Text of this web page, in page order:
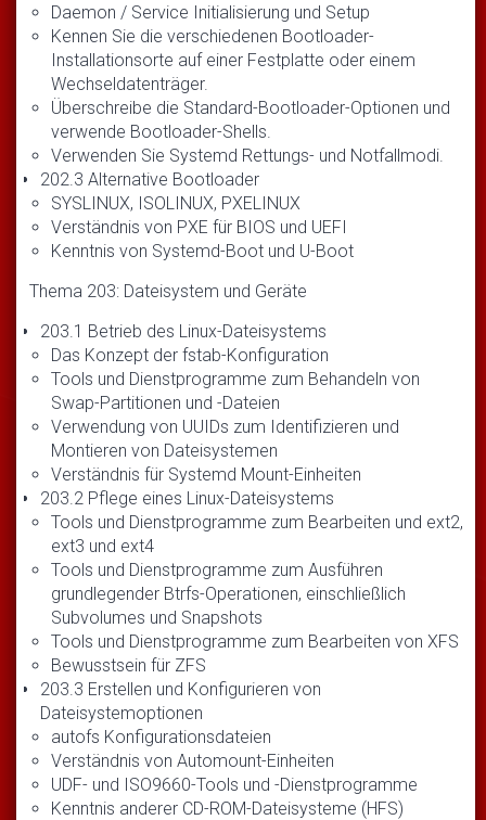
Daemon / Service Initialisierung und Setup
Kennen Sie die verschiedenen Bootloader-
Installationsorte auf einer Festplatte oder einem
Wechseldatenträger.
Überschreibe die Standard-Bootloader-Optionen und
verwende Bootloader-Shells.
Verwenden Sie Systemd Rettungs- und Notfallmodi.
202.3 Alternative Bootloader
SYSLINUX, ISOLINUX, PXELINUX
Verständnis von PXE für BIOS und UEFI
Kenntnis von Systemd-Boot und U-Boot
Thema 203: Dateisystem und Geräte
203.1 Betrieb des Linux-Dateisystems
Das Konzept der fstab-Konfiguration
Tools und Dienstprogramme zum Behandeln von
Swap-Partitionen und -Dateien
Verwendung von UUIDs zum Identifizieren und
Montieren von Dateisystemen
Verständnis für Systemd Mount-Einheiten
203.2 Pflege eines Linux-Dateisystems
Tools und Dienstprogramme zum Bearbeiten und ext2,
ext3 und ext4
Tools und Dienstprogramme zum Ausführen
grundlegender Btrfs-Operationen, einschließlich
Subvolumes und Snapshots
Tools und Dienstprogramme zum Bearbeiten von XFS
Bewusstsein für ZFS
203.3 Erstellen und Konfigurieren von
Dateisystemoptionen
autofs Konfigurationsdateien
Verständnis von Automount-Einheiten
UDF- und ISO9660-Tools und -Dienstprogramme
Kenntnis anderer CD-ROM-Dateisysteme (HFS)